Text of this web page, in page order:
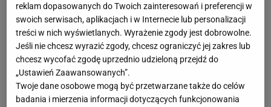
polskiej ekstraklasie, strzelił osiem goli, zaliczył
cztery asysty. Zdobył z Lechem wicemistrzostwo
Polski, ma już za sobą też debiut w reprezentacji -
piszą dziennikarze serwisu DeichStube.de, który
zajmuje się Werderem.
reklam dopasowanych do Twoich zainteresowań i preferencji w
swoich serwisach, aplikacjach i w Internecie lub personalizacji
treści w nich wyświetlanych. Wyrażenie zgody jest dobrowolne.
Jeśli nie chcesz wyrazić zgody, chcesz ograniczyć jej zakres lub
chcesz wycofać zgodę uprzednio udzieloną przejdź do
„Ustawień Zaawansowanych”.
Twoje dane osobowe mogą być przetwarzane także do celów
badania i mierzenia informacji dotyczących funkcjonowania